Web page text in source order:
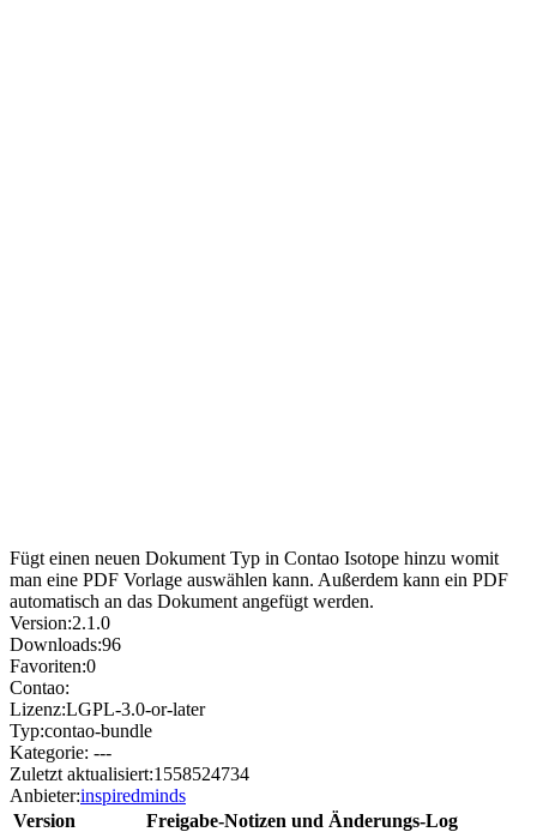
Fügt einen neuen Dokument Typ in Contao Isotope hinzu womit
man eine PDF Vorlage auswählen kann. Außerdem kann ein PDF
automatisch an das Dokument angefügt werden.
Version:2.1.0
Downloads:96
Favoriten:0
Contao:
Lizenz:LGPL-3.0-or-later
Typ:contao-bundle
Kategorie: ---
Zuletzt aktualisiert:1558524734
Anbieter:inspiredminds
Version
Freigabe-Notizen und Änderungs-Log